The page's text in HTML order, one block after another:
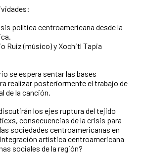
política centroamericana desde la
Ruiz (músico) y Xochitl Tapia
se espera sentar las bases
realizar posteriormente el trabajo de
de la canción.
los ejes ruptura del tejido
consecuencias de la crisis para
sociedades centroamericanas en
artística centroamericana
sociales de la región?